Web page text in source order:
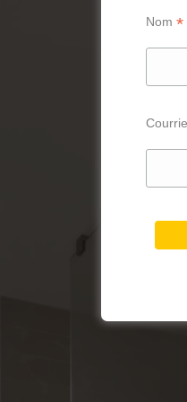
Nom*